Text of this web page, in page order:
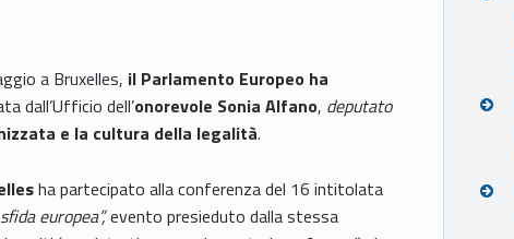
a Bruxelles, il Parlamento Europeo ha
dall’Ufficio dell’onorevole Sonia Alfano, deputato
e la cultura della legalità.
ha partecipato alla conferenza del 16 intitolata
europea”,evento presieduto dalla stessa